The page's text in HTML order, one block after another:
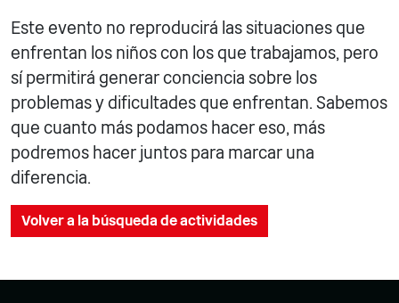
Este evento no reproducirá las situaciones que
enfrentan los niños con los que trabajamos, pero
sí permitirá generar conciencia sobre los
problemas y dificultades que enfrentan. Sabemos
que cuanto más podamos hacer eso, más
podremos hacer juntos para marcar una
diferencia.
Volver a la búsqueda de actividades